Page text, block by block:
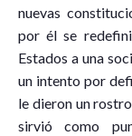
nuevas
por él se
Estados a una
un intento por
le dieron un
sirvió como